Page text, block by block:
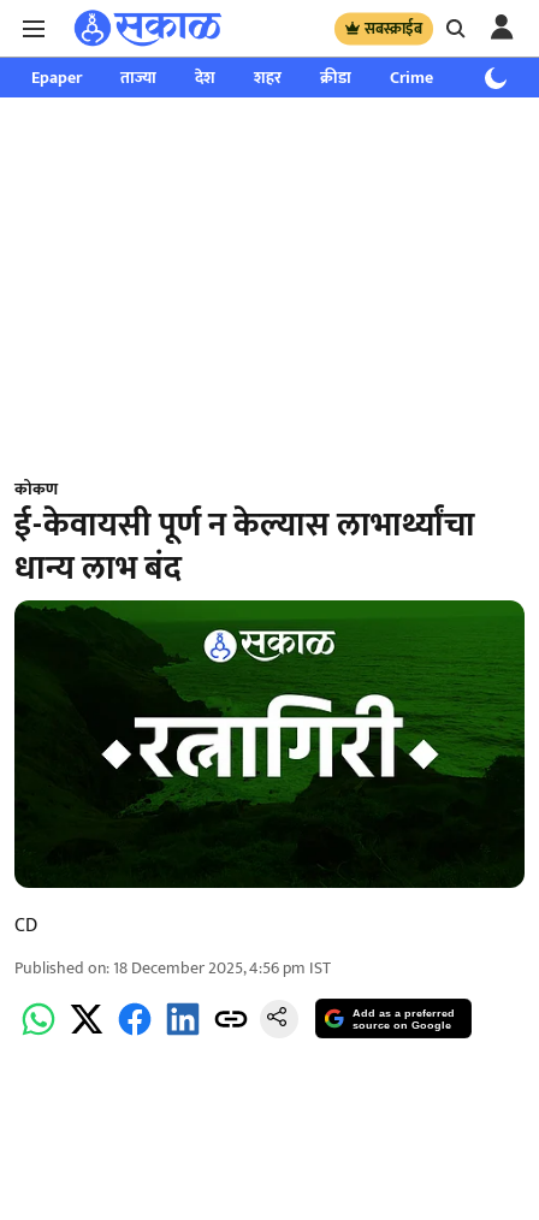
सबस्क्राईब
Epaper ताज्या देश शहर क्रीडा Crime साप्ताहिक
कोकण
ई-केवायसी पूर्ण न केल्यास लाभार्थ्यांचा
धान्य लाभ बंद
CD
Published on:18 December 2025, 4:56 pm IST
Add as a preferred
source on Google